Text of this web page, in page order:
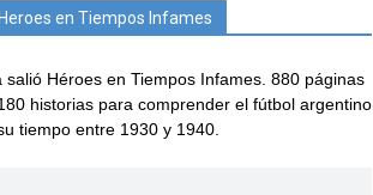
Heroes en Tiempos Infames
salió Héroes en Tiempos Infames. 880 páginas
historias para comprender el fútbol argentino
tiempo entre 1930 y 1940.